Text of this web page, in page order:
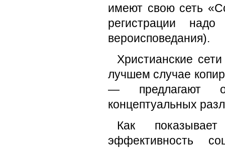
имеют свою сеть
регистрации
вероисповедания).
Христианские
лучшем случае
— предлагают
концептуальных
Как
эффективность